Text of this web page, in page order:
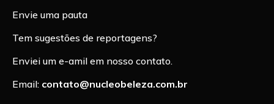
Envie uma pauta
Tem sugestões de reportagens?
Enviei um e-amil em nosso contato.
Email: contato@nucleobeleza.com.br